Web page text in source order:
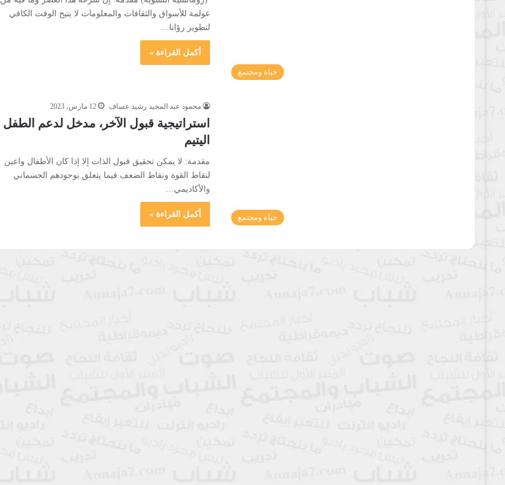
حياة ومجتمع
عولمة للأسواق والثقافات والمعلومات لا يتيح الوقت الكافي
لتطوير رؤانا…
أكمل القراءة »
حياة ومجتمع
محمود عبد المجيد رشيد عساف 12 مارس، 2023
استراتيجية قبول الآخر، مدخل لدعم الطفل
اليتيم
مقدمة: لا يمكن تحقيق قبول الذات إلا إذا كان الأطفال واعين
لنقاط القوة ونقاط الضعف فيما يتعلق بوجودهم الجسماني
والأكاديمي…
أكمل القراءة »